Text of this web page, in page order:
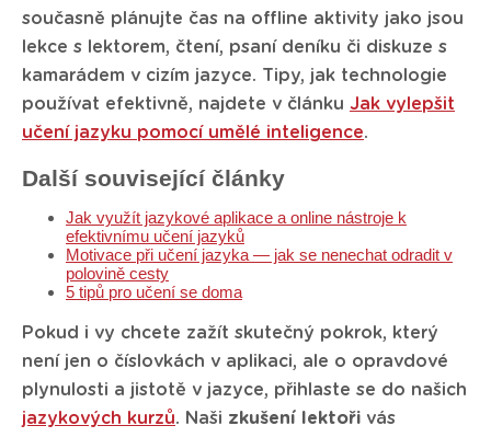
současně plánujte čas na offline aktivity jako jsou
lekce s lektorem, čtení, psaní deníku či diskuze s
kamarádem v cizím jazyce. Tipy, jak technologie
používat efektivně, najdete v článku Jak vylepšit
učení jazyku pomocí umělé inteligence.
Další související články
Jak využít jazykové aplikace a online nástroje k
efektivnímu učení jazyků
Motivace při učení jazyka — jak se nenechat odradit v
polovině cesty
5 tipů pro učení se doma
Pokud i vy chcete zažít skutečný pokrok, který
není jen o číslovkách v aplikaci, ale o opravdové
plynulosti a jistotě v jazyce, přihlaste se do našich
jazykových kurzů. Naši zkušení lektoři vás